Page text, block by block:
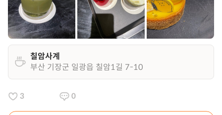
칠암사계
부산 기장군 일광읍 칠암1길 7-10
3 0